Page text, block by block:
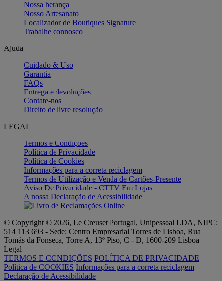
Nossa herança
Nosso Artesanato
Localizador de Boutiques Signature
Trabalhe connosco
Ajuda
Cuidado & Uso
Garantia
FAQs
Entrega e devoluções
Contate-nos
Direito de livre resolução
LEGAL
Termos e Condições
Política de Privacidade
Política de Cookies
Informações para a correta reciclagem
Termos de Utilização e Venda de Cartões-Presente
Aviso De Privacidade - CTTV Em Lojas
A nossa Declaração de Acessibilidade
© Copyright © 2026, Le Creuset Portugal, Unipessoal LDA, NIPC:
514 113 693 - Sede: Centro Empresarial Torres de Lisboa, Rua
Tomás da Fonseca, Torre A, 13º Piso, C - D, 1600-209 Lisboa
Legal
TERMOS E CONDIÇÕES POLÍTICA DE PRIVACIDADE
Política de COOKIES Informações para a correta reciclagem
Declaração de Acessibilidade